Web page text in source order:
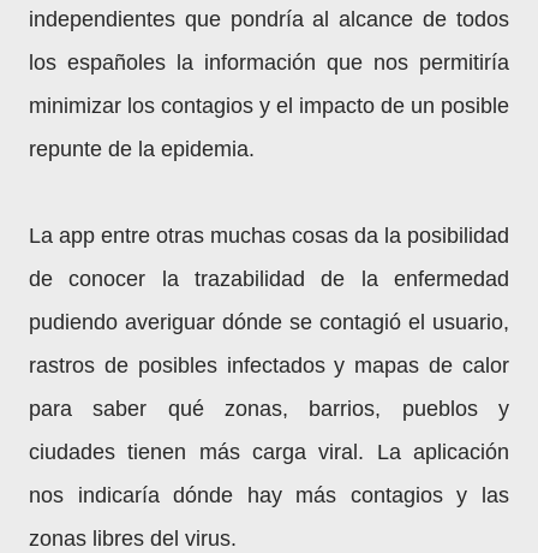
independientes que pondría al alcance de todos
los españoles la información que nos permitiría
minimizar los contagios y el impacto de un posible
repunte de la epidemia.
La app entre otras muchas cosas da la posibilidad
de conocer la trazabilidad de la enfermedad
pudiendo averiguar dónde se contagió el usuario,
rastros de posibles infectados y mapas de calor
para saber qué zonas, barrios, pueblos y
ciudades tienen más carga viral. La aplicación
nos indicaría dónde hay más contagios y las
zonas libres del virus.